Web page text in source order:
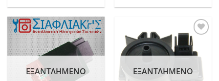
Add to
wishlist
ΕΞΑΝΤΛΗΜΈΝΟ
Add to
wishlist
ΕΞΑΝΤΛΗΜΈΝΟ